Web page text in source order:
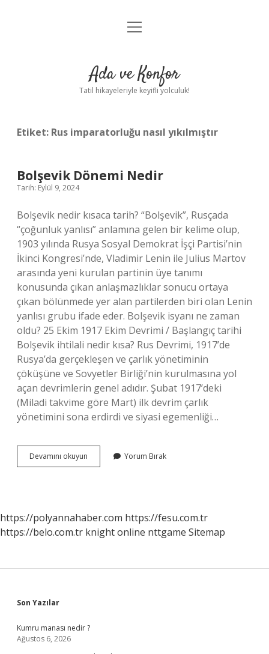
Anasayfa
Yasal Uyarı
menüyü
Ada ve Konfor
Tatil hikayeleriyle keyifli yolculuk!
Etiket: Rus imparatorluğu nasıl yıkılmıştır
Bolşevik Dönemi Nedir
Tarih: Eylül 9, 2024
Bolşevik nedir kısaca tarih? “Bolşevik”, Rusçada
“çoğunluk yanlısı” anlamına gelen bir kelime olup,
1903 yılında Rusya Sosyal Demokrat İşçi Partisi’nin
İkinci Kongresi’nde, Vladimir Lenin ile Julius Martov
arasında yeni kurulan partinin üye tanımı
konusunda çıkan anlaşmazlıklar sonucu ortaya
çıkan bölünmede yer alan partilerden biri olan Lenin
yanlısı grubu ifade eder. Bolşevik isyanı ne zaman
oldu? 25 Ekim 1917 Ekim Devrimi / Başlangıç ​​tarihi
Bolşevik ihtilali nedir kısa? Rus Devrimi, 1917’de
Rusya’da gerçekleşen ve çarlık yönetiminin
çöküşüne ve Sovyetler Birliği’nin kurulmasına yol
açan devrimlerin genel adıdır. Şubat 1917’deki
(Miladi takvime göre Mart) ilk devrim çarlık
yönetimini sona erdirdi ve siyasi egemenliği…
Devamını okuyun Bolşevik
Dönemi
Yorum Bırak
https://polyannahaber.com https://fesu.com.tr
https://belo.com.tr knight online nttgame Sitemap
Sidebar
Son Yazılar
Kumru manası nedir ?
Ağustos 6, 2026